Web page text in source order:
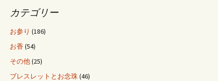
ョ
ン
カテゴリー
お参り (186)
お香(54)
その他(25)
ブレスレットとお念珠(46)